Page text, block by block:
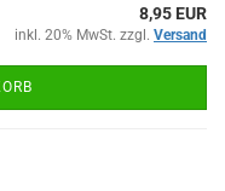
8,95 EUR
inkl. 20% MwSt. zzgl. Versand